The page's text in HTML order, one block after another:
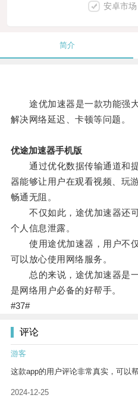
安卓市
简介
途优加速器是一款功能强大
解决网络延迟、卡顿等问题。
优途加速器手机版
通过优化数据传输通道和提
器能够让用户在观看视频、玩
畅通无阻。
不仅如此，途优加速器还可
个人信息泄露。
使用途优加速器，用户不仅
可以放心使用网络服务。
总的来说，途优加速器是一
是网络用户必备的好帮手。
#37#
评论
游客
这款app的用户评论非常真实，可以
2024-12-25